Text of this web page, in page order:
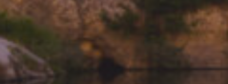
20 AVRIL 2026
CHALLENGE RENÉ GATIEN
2026